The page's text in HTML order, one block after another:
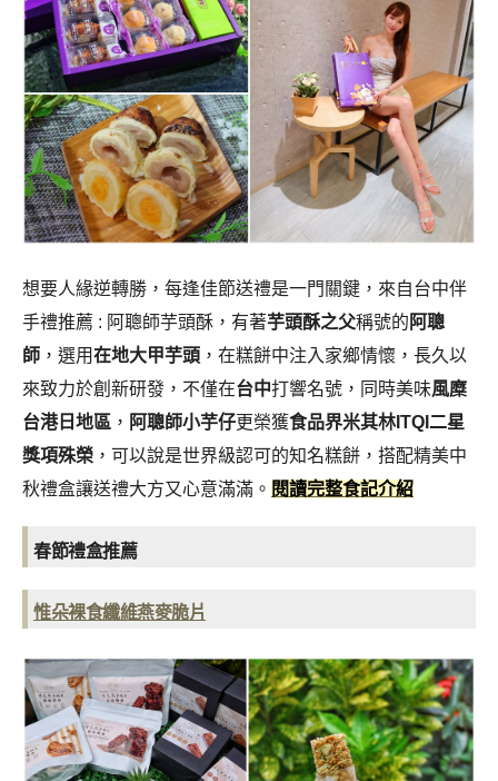
想要人緣逆轉勝，每逢佳節送禮是一門關鍵，來自台中伴
手禮推薦 : 阿聰師芋頭酥，有著芋頭酥之父稱號的 阿聰
師 ，選用在地大甲芋頭 ，在糕餅中注入家鄉情懷，長久以
來致力於創新研發，不僅在台中打響名號，同時美味風糜
台港日地區 ， 阿聰師小芋仔更榮獲食品界米其林ITQI二星
獎項殊榮 ，可以說是世界級認可的知名糕餅，搭配精美中
秋禮盒讓送禮大方又心意滿滿 。 閱讀完整食記介紹
春節禮盒推薦
惟朵裸食纖維燕麥脆片